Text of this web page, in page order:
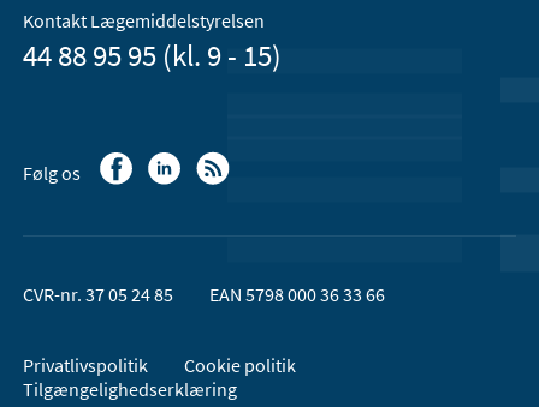
Kontakt Lægemiddelstyrelsen
44 88 95 95 (kl. 9 - 15)
Følg os
CVR-nr. 37 05 24 85 EAN 5798 000 36 33 66
Privatlivspolitik
Cookie politik
Tilgængelighedserklæring